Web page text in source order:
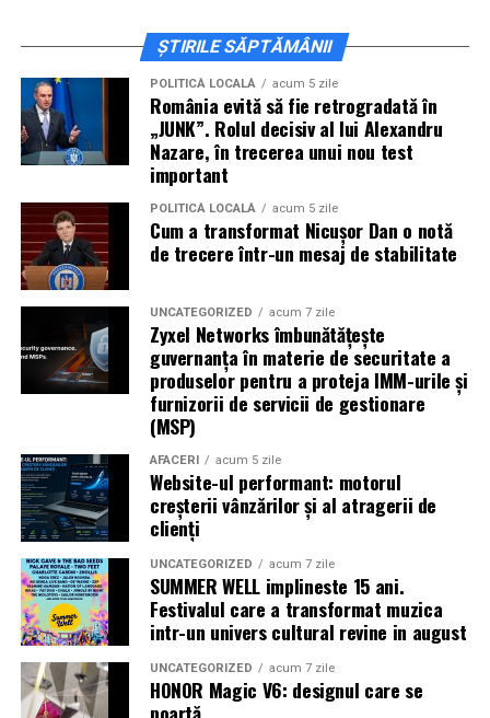
Mall pe 16 februarie de la ora 18:00.
ActoriiVlad Gherman, Oana Gherman și Ioana
Ginghină
vin la întâlnirea cu publicul dinCinema City
Vivo! Pitești pe 17 februarie, de la 18:30și vor
participa la o discuție după proiecție, alături de
Paul Decu.
Caravana„În pielea mea”ajunge laCinema City
Shopping City Ploiești, pe 18 februarie, de la 18:30, la
proiecția specială introdusă de regizorul
alături de actoriiIoana State, Vlad și Oana Gherman,
Azaleea Necula și Gabriel Vatavu.
O comedie actuală și spumoasă, filmul„În pielea
este distribuit de T.R.I.B.E. Films.
TRAILER:https://bit.ly/InPieleaMea
Site oficial:
inpieleamea.ro
Mai multe detalii, imagini de la filmări, fragmente din
film, declarații din partea actorilor și informații despre
concursuri sunt disponibile pe paginile social media ale
filmului de Facebook,Instagram, TikTok.
Adrian Pădurețu semnează imaginea filmului. De sunet
s-a ocupat Bogdan Ivanovici, de scenografie Anca
ȘTIRILE SĂPTĂMÂNII
POLITICĂ LOCALĂ acum 5 zile
România evită să fie retrogradată în
„JUNK”. Rolul decisiv al lui Alexandru
Nazare, în trecerea unui nou test
important
POLITICĂ LOCALĂ acum 5 zile
Cum a transformat Nicușor Dan o notă
de trecere într-un mesaj de stabilitate
UNCATEGORIZED acum 7 zile
Zyxel Networks îmbunătățește
guvernanța în materie de securitate a
produselor pentru a proteja IMM-urile și
furnizorii de servicii de gestionare
(MSP)
AFACERI acum 5 zile
Website-ul performant: motorul
creșterii vânzărilor și al atragerii de
clienți
UNCATEGORIZED acum 7 zile
SUMMER WELL implineste 15 ani.
Festivalul care a transformat muzica
intr-un univers cultural revine in august
UNCATEGORIZED acum 7 zile
HONOR Magic V6: designul care se